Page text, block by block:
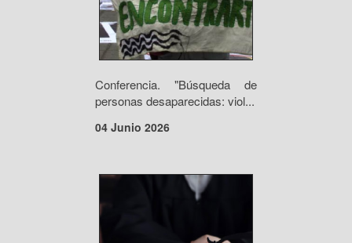
Conferencia. "Búsqueda de
personas desaparecidas: viol...
04 Junio 2026